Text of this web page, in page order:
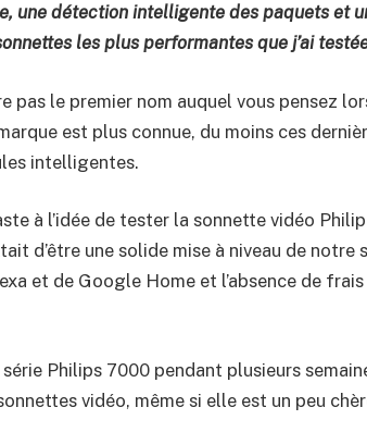
une détection intelligente des paquets et
les plus performantes que j’ai
pas le premier nom auquel vous pensez
est plus connue, du moins ces
intelligentes.
à l’idée de tester la sonnette vidéo
d’être une solide mise à niveau de
et de Google Home et l’absence de
Philips 7000 pendant plusieurs
vidéo, même si elle est un peu